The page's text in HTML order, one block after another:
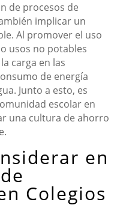
de procesos de
implicar un
Al promover el uso
usos no potables
carga en las
de energía
Junto a esto, es
escolar en
una cultura de ahorro
en
Colegios